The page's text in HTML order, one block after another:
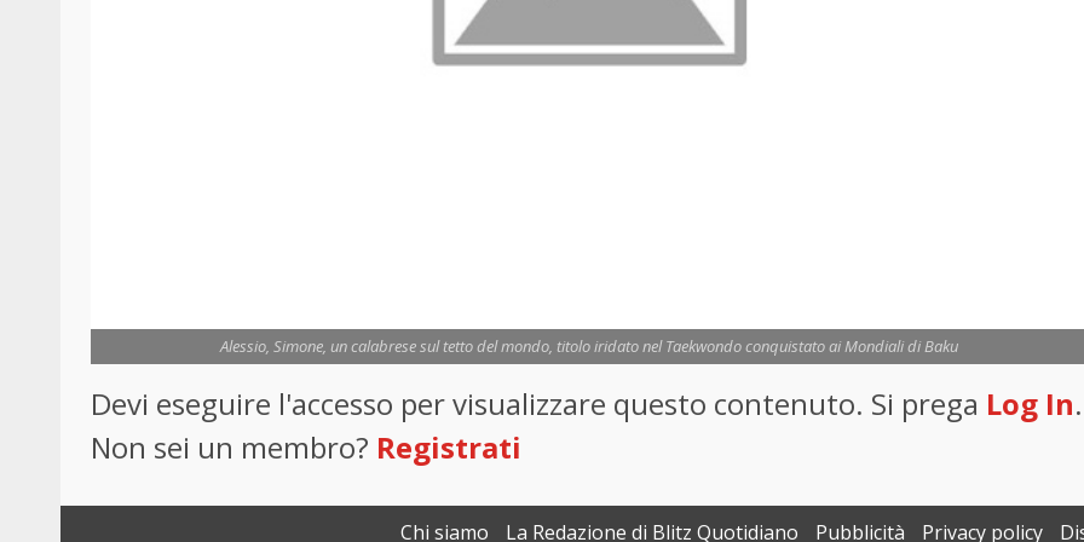
Alessio, Simone, un calabrese sul tetto del mondo, titolo iridato nel Taekwondo conquistato ai Mondiali di Baku
Devi eseguire l'accesso per visualizzare questo contenuto. Si prega Log In.
Non sei un membro? Registrati
Chi siamo La Redazione di Blitz Quotidiano Pubblicità Privacy policy